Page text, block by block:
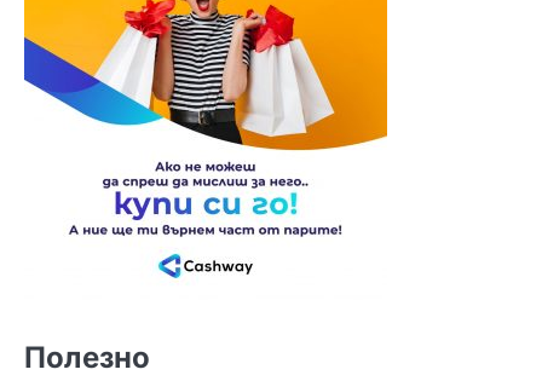
Полезно